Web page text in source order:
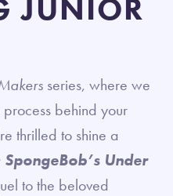
JUNIOR
series, where we
behind your
thrilled to shine a
Under
to the beloved